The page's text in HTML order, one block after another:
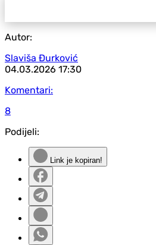
Autor:
Slaviša Đurković
04.03.2026 17:30
Komentari:
8
Podijeli:
Link je kopiran!